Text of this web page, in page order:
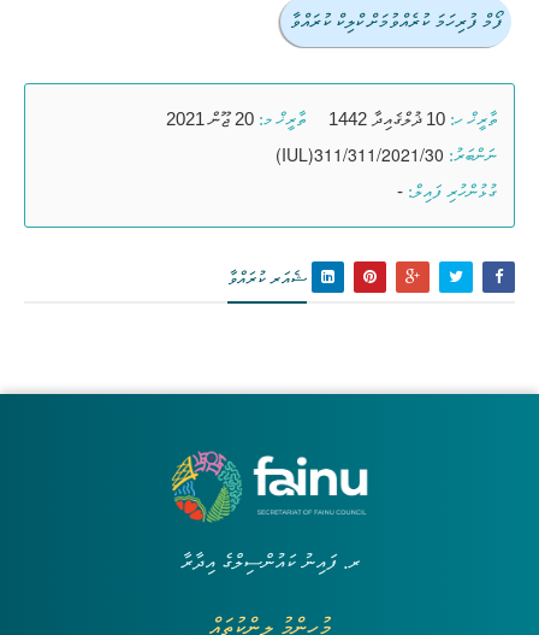
ފޯމް ފުރިހަމަ ކުރެއްވުމަށް ކްލިކް ކުރައްވާ
ތާރީޚް ހ: 10 ޛުލްޤައިދާ 1442 ތާރީޚް މ: 20 ޖޫން 2021
ނަންބަރު: (IUL)311/311/2021/30
ގުޅުންހުރި ފައިލް: -
ޝެއަރ ކުރައްވާ
ރ. ފައިނު ކައުންސިލްގެ އިދާރާ
މުހިންމު ލިންކުތައް